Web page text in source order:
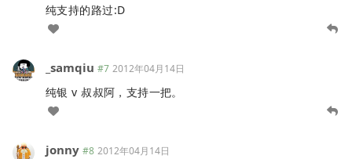
纯支持的路过:D
_samqiu #7 2012年04月14日
纯银 v 叔叔阿，支持一把。
jonny #8 2012年04月14日